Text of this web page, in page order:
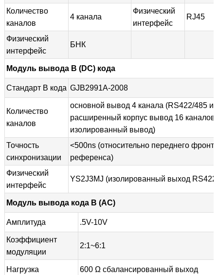
Количество
каналов
4 канала
Физический
интерфейс
RJ45
Физический
интерфейс
БНК
Модуль вывода B (DC) кода
Стандарт B кода GJB2991A-2008
Количество
каналов
основной вывод 4 канала (RS422/485
расширенный корпус вывод 16 каналов
изолированный вывод)
Точность
синхронизации
<500ns (относительно переднего
референса)
Физический
интерфейс
YS2J3MJ (изолированный выход
Модуль вывода кода B (AC)
Амплитуда .5V-10V
Коэффициент
модуляции
2:1~6:1
Нагрузка 600 Ω сбалансированный выход